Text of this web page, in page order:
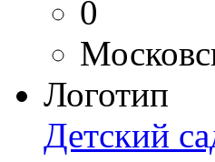
0
Логотип
Детский